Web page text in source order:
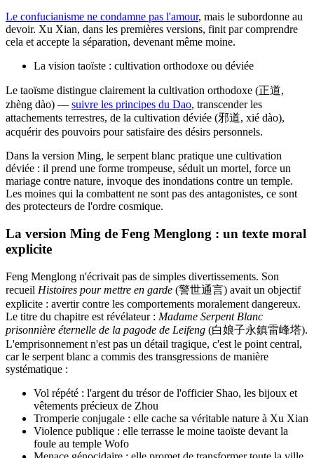
Le confucianisme ne condamne pas l'amour, mais le subordonne au
devoir. Xu Xian, dans les premières versions, finit par comprendre
cela et accepte la séparation, devenant même moine.
La vision taoïste : cultivation orthodoxe ou déviée
Le taoïsme distingue clairement la cultivation orthodoxe (正道,
zhèng dào) — suivre les principes du Dao, transcender les
attachements terrestres, de la cultivation déviée (邪道, xié dào),
acquérir des pouvoirs pour satisfaire des désirs personnels.
Dans la version Ming, le serpent blanc pratique une cultivation
déviée : il prend une forme trompeuse, séduit un mortel, force un
mariage contre nature, invoque des inondations contre un temple.
Les moines qui la combattent ne sont pas des antagonistes, ce sont
des protecteurs de l'ordre cosmique.
La version Ming de Feng Menglong : un texte moral
explicite
Feng Menglong n'écrivait pas de simples divertissements. Son
recueil Histoires pour mettre en garde (警世通言) avait un objectif
explicite : avertir contre les comportements moralement dangereux.
Le titre du chapitre est révélateur : Madame Serpent Blanc
prisonnière éternelle de la pagode de Leifeng (白娘子永鎮雷峰塔).
L'emprisonnement n'est pas un détail tragique, c'est le point central,
car le serpent blanc a commis des transgressions de manière
systématique :
Vol répété : l'argent du trésor de l'officier Shao, les bijoux et
vêtements précieux de Zhou
Tromperie conjugale : elle cache sa véritable nature à Xu Xian
Violence publique : elle terrasse le moine taoïste devant la
foule au temple Wofo